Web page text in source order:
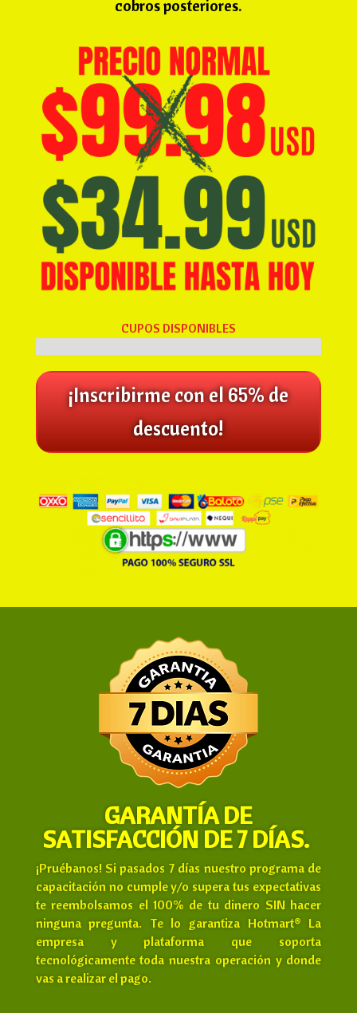
cobros posteriores.
CUPOS DISPONIBLES
¡Inscribirme con el 65% de
descuento!
GARANTÍA DE
SATISFACCIÓN DE 7DÍAS.
¡Pruébanos! Si pasados 7 días nuestro programa de
capacitación no cumple y/o supera tus expectativas
te reembolsamos el 100% de tu dinero SIN hacer
ninguna pregunta. Te lo garantiza Hotmart® La
empresa y plataforma que soporta
tecnológicamente toda nuestra operación y donde
vas a realizar el pago.